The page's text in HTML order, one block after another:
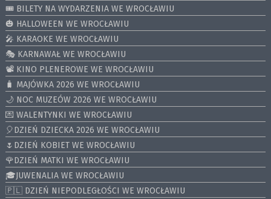
🎟️ BILETY NA WYDARZENIA WE WROCŁAWIU
🎃 HALLOWEEN WE WROCŁAWIU
🎤 KARAOKE WE WROCŁAWIU
🎭 KARNAWAŁ WE WROCŁAWIU
📽️ KINO PLENEROWE WE WROCŁAWIU
🧳 MAJÓWKA 2026 WE WROCŁAWIU
🌙 NOC MUZEÓW 2026 WE WROCŁAWIU
💌 WALENTYNKI WE WROCŁAWIU
🎈DZIEŃ DZIECKA 2026 WE WROCŁAWIU
🌷DZIEŃ KOBIET WE WROCŁAWIU
🌹DZIEŃ MATKI WE WROCŁAWIU
🎓JUWENALIA WE WROCŁAWIU
🇵🇱 DZIEŃ NIEPODLEGŁOŚCI WE WROCŁAWIU